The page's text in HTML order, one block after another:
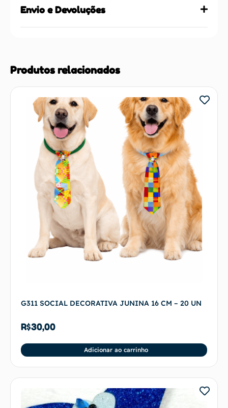
Envio e Devoluções
Produtos relacionados
G311 SOCIAL DECORATIVA JUNINA 16 CM – 20 UN
R$30,00
Adicionar ao carrinho